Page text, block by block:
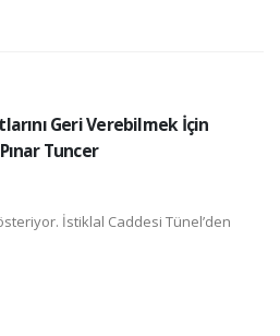
Geri Verebilmek İçin
Tuncer
İstiklal Caddesi Tünel’den